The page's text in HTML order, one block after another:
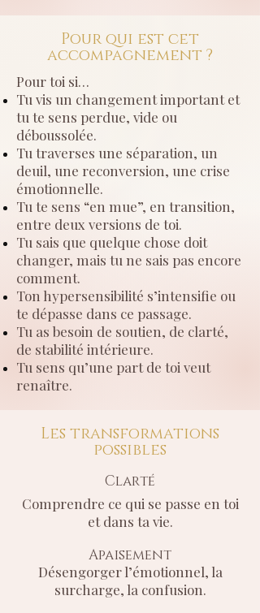
Pour qui est cet
accompagnement ?
​Pour toi si…
Tu vis un changement important et
tu te sens perdue, vide ou
déboussolée.
Tu traverses une séparation, un
deuil, une reconversion, une crise
émotionnelle.
Tu te sens “en mue”, en transition,
entre deux versions de toi.
Tu sais que quelque chose doit
changer, mais tu ne sais pas encore
comment.
Ton hypersensibilité s’intensifie ou
te dépasse dans ce passage.
Tu as besoin de soutien, de clarté,
de stabilité intérieure.
Tu sens qu’une part de toi veut
renaître.
Les transformations
possibles
Clarté
Comprendre ce qui se passe en toi
et dans ta vie.
Apaisement
Désengorger l’émotionnel, la
surcharge, la confusion.